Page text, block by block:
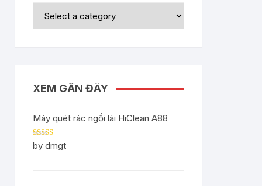
XEM GẦN ĐÂY
Máy quét rác ngồi lái HiClean A88
Rated5out
of 5
by dmgt